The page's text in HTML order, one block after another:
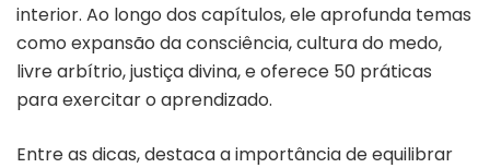
interior. Ao longo dos capítulos, ele aprofunda temas
como expansão da consciência, cultura do medo,
livre arbítrio, justiça divina, e oferece 50 práticas
para exercitar o aprendizado.
Entre as dicas, destaca a importância de equilibrar